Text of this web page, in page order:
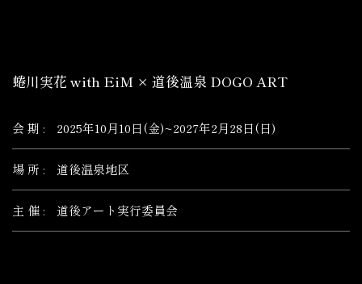
蜷川実花 with EiM × 道後温泉 DOGO ART
会 期 : 2025年10月10日(金)~2027年2月28日(日)
場 所 : 道後温泉地区
主 催 : 道後アート実行委員会